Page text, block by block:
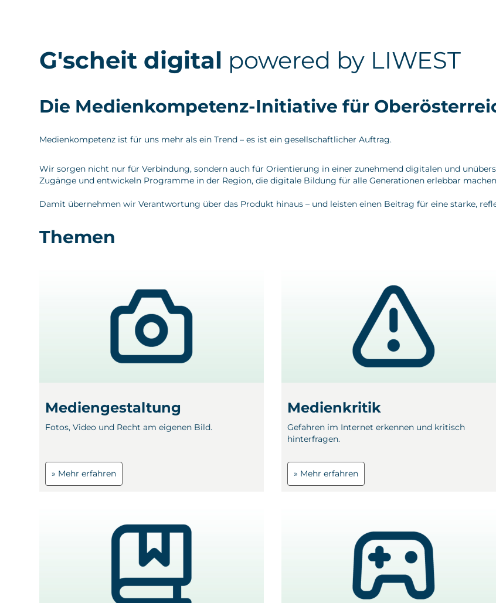
G'scheit digital powered by LIWEST
Die Medienkompetenz-Initiative für
Medienkompetenz ist für uns mehr als ein Trend – es ist ein gesellschaftlicher Auftrag.
Wir sorgen nicht nur für Verbindung, sondern auch für Orientierung in einer zunehmend digitalen und
Zugänge und entwickeln Programme in der Region, die digitale Bildung für alle Generationen erlebbar
Damit übernehmen wir Verantwortung über das Produkt hinaus – und leisten einen Beitrag für eine starke,
Themen
Mediengestaltung
Fotos, Video und Recht am eigenen Bild.
» Mehr erfahren
Medienkritik
Gefahren im Internet erkennen und kritisch
hinterfragen.
» Mehr erfahren